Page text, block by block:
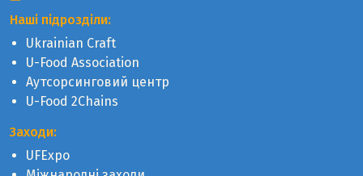
Наші підрозділи:
Ukrainian Craft
U-Food Association
Аутсорсинговий центр
U-Food 2Chains
Заходи:
UFExpo